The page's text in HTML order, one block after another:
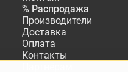
% Распродажа
Производители
Доставка
Оплата
Контакты